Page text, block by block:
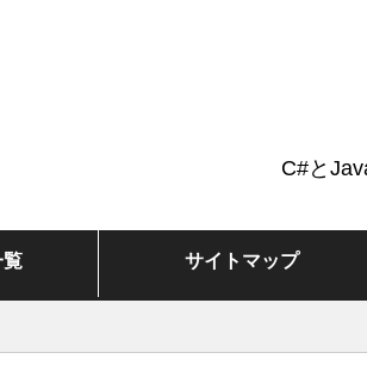
C#と
覧 サイトマップ